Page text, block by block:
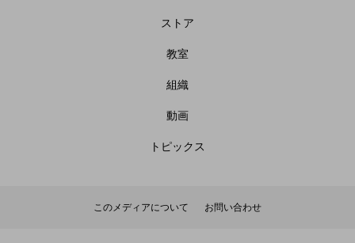
ストア
教室
組織
動画
トピックス
このメディアについて お問い合わせ